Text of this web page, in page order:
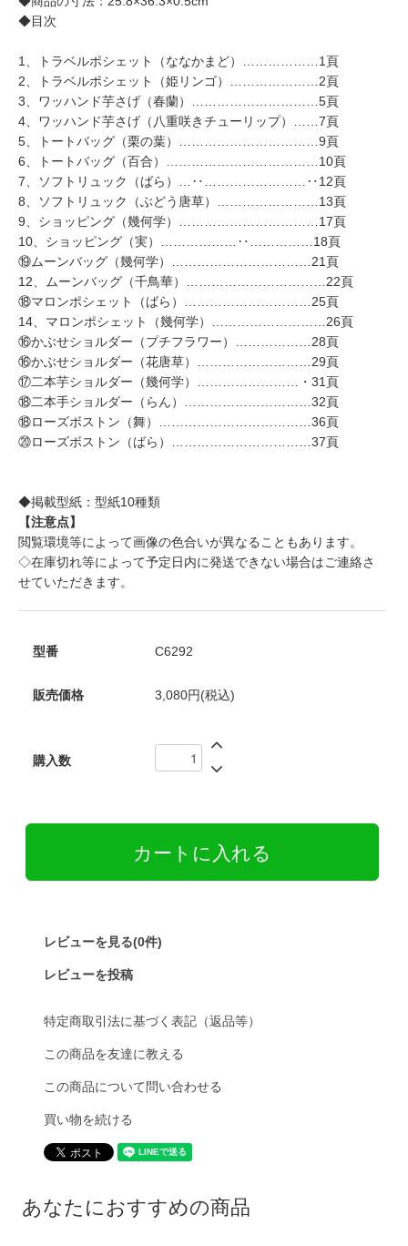
◆目次
1、トラベルポシェット（ななかまど）………………1頁
2、トラベルポシェット（姫リンゴ）…………………2頁
3、ワッハンド芋さげ（春蘭）…………………………5頁
4、ワッハンド芋さげ（八重咲きチューリップ）……7頁
5、トートバッグ（栗の葉）……………………………9頁
6、トートバッグ（百合）………………………………10頁
7、ソフトリュック（ばら）…‥……………………‥12頁
8、ソフトリュック（ぶどう唐草）……………………13頁
9、ショッピング（幾何学）……………………………17頁
10、ショッピング（実）………………‥……………18頁
⑲ムーンバッグ（幾何学）……………………………21頁
12、ムーンバッグ（千鳥華）……………………………22頁
⑱マロンポシェット（ばら）…………………………25頁
14、マロンポシェット（幾何学）………………………26頁
⑯かぶせショルダー（プチフラワー）………………28頁
⑯かぶせショルダー（花唐草）………………………29頁
⑰二本芋ショルダー（幾何学）……………………・31頁
⑱二本手ショルダー（らん）…………………………32頁
⑱ローズボストン（舞）………………………………36頁
⑳ローズボストン（ばら）……………………………37頁
◆掲載型紙：型紙10種類
【注意点】
閲覧環境等によって画像の色合いが異なることもあります。
◇在庫切れ等によって予定日内に発送できない場合はご連絡さ
せていただきます。
型番 C6292
販売価格 3,080円(税込)
購入数
レビューを見る(0件)
レビューを投稿
特定商取引法に基づく表記（返品等）
この商品を友達に教える
この商品について問い合わせる
買い物を続ける
あなたにおすすめの商品